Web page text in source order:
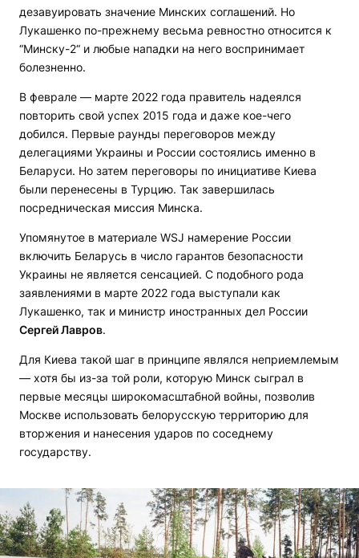
дезавуировать значение Минских соглашений. Но
Лукашенко по-прежнему весьма ревностно относится к
“Минску-2“ и любые нападки на него воспринимает
болезненно.
В феврале — марте 2022 года правитель надеялся
повторить свой успех 2015 года и даже кое-чего
добился. Первые раунды переговоров между
делегациями Украины и России состоялись именно в
Беларуси. Но затем переговоры по инициативе Киева
были перенесены в Турцию. Так завершилась
посредническая миссия Минска.
Упомянутое в материале WSJ намерение России
включить Беларусь в число гарантов безопасности
Украины не является сенсацией. С подобного рода
заявлениями в марте 2022 года выступали как
Лукашенко, так и министр иностранных дел России
Сергей Лавров.
Для Киева такой шаг в принципе являлся неприемлемым
— хотя бы из-за той роли, которую Минск сыграл в
первые месяцы широкомасштабной войны, позволив
Москве использовать белорусскую территорию для
вторжения и нанесения ударов по соседнему
государству.